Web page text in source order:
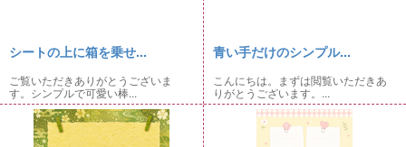
シートの上に箱を乗せ...
ご覧いただきありがとうございま
す。シンプルで可愛い棒...
青い手だけのシンプル...
こんにちは。まずは閲覧いただきあ
りがとうございます。...